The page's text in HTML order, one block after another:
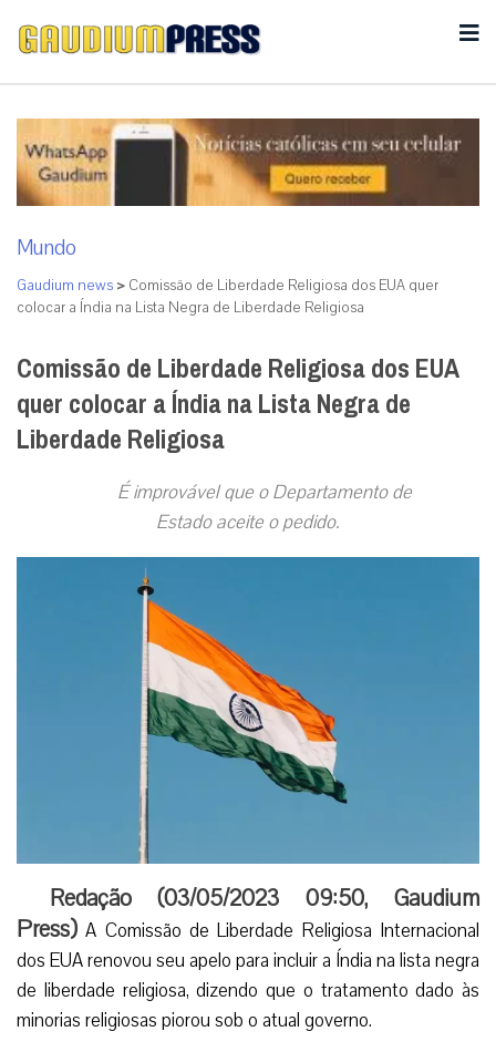
Mundo
Gaudium news > Comissão de Liberdade Religiosa dos EUA quer
colocar a Índia na Lista Negra de Liberdade Religiosa
Comissão de Liberdade Religiosa dos EUA
quer colocar a Índia na Lista Negra de
Liberdade Religiosa
É improvável que o Departamento de
Estado aceite o pedido.
Redação (03/05/2023 09:50,Gaudium
Press) A Comissão de Liberdade Religiosa Internacional
dos EUA renovou seu apelo para incluir a Índia na lista negra
de liberdade religiosa, dizendo que o tratamento dado às
minorias religiosas piorou sob o atual governo.